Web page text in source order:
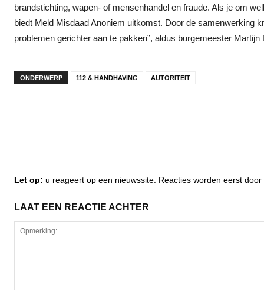
brandstichting, wapen- of mensenhandel en fraude. Als je om
biedt Meld Misdaad Anoniem uitkomst. Door de samenwerking
problemen gerichter aan te pakken”, aldus burgemeester Martijn
ONDERWERP 112 & HANDHAVING AUTORITEIT
Let op: u reageert op een nieuwssite. Reacties worden eerst
LAAT EEN REACTIE ACHTER